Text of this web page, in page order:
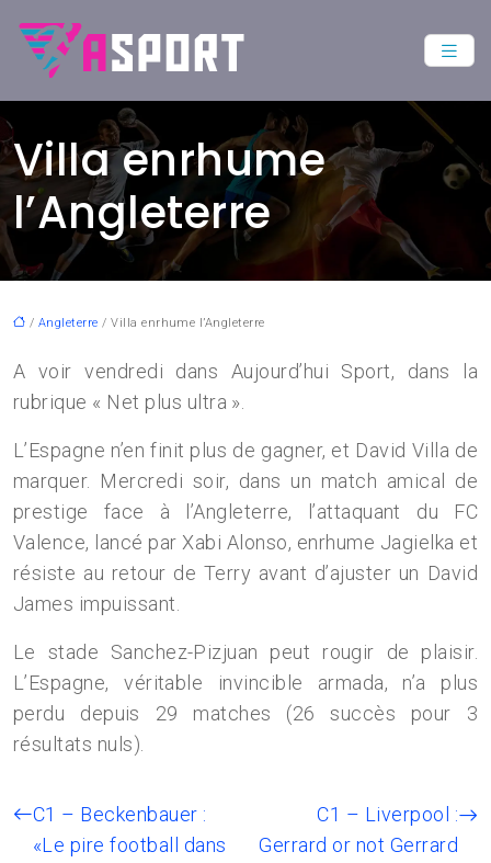
Villa enrhume
l’Angleterre
/ Angleterre / Villa enrhume l’Angleterre
A voir vendredi dans Aujourd’hui Sport, dans la
rubrique « Net plus ultra ».
L’Espagne n’en finit plus de gagner, et David Villa de
marquer. Mercredi soir, dans un match amical de
prestige face à l’Angleterre, l’attaquant du FC
Valence, lancé par Xabi Alonso, enrhume Jagielka et
résiste au retour de Terry avant d’ajuster un David
James impuissant.
Le stade Sanchez-Pizjuan peut rougir de plaisir.
L’Espagne, véritable invincible armada, n’a plus
perdu depuis 29 matches (26 succès pour 3
résultats nuls).
C1 – Beckenbauer :
«Le pire football dans
C1 – Liverpool :
Gerrard or not Gerrard